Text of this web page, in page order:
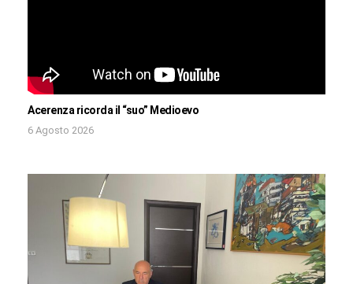
Acerenza ricorda il “suo” Medioevo
6 Agosto 2026